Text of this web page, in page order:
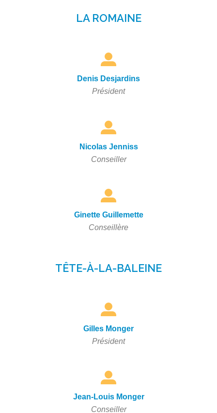
LA ROMAINE
Denis Desjardins
Président
Nicolas Jenniss
Conseiller
Ginette Guillemette
Conseillère
TÊTE-À-LA-BALEINE
Gilles Monger
Président
Jean-Louis Monger
Conseiller